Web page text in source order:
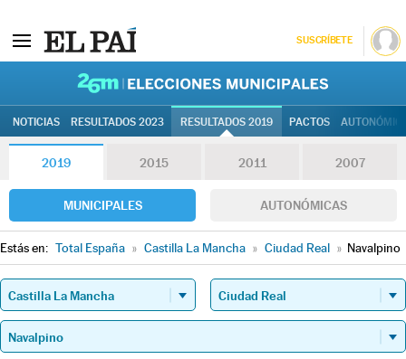
SUSCRÍBETE
NOTICIAS RESULTADOS 2023 RESULTADOS 2019 PACTOS
2019 2015 2011 2007
MUNICIPALES AUTONÓMICAS
Estás en: Total España » Castilla La Mancha » Ciudad Real » Navalpino